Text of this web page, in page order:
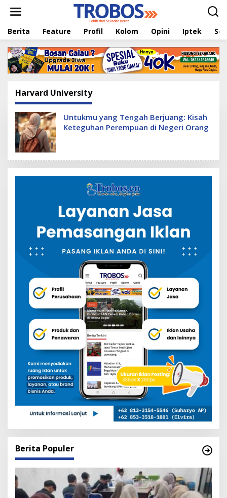
t
Berita Feature Profil Kolom Opini Iptek
Harvard University
Untukmu yang Tengah Berjuang: Kisah
Keteguhan Perempuan di Negeri Orang
Berita Populer